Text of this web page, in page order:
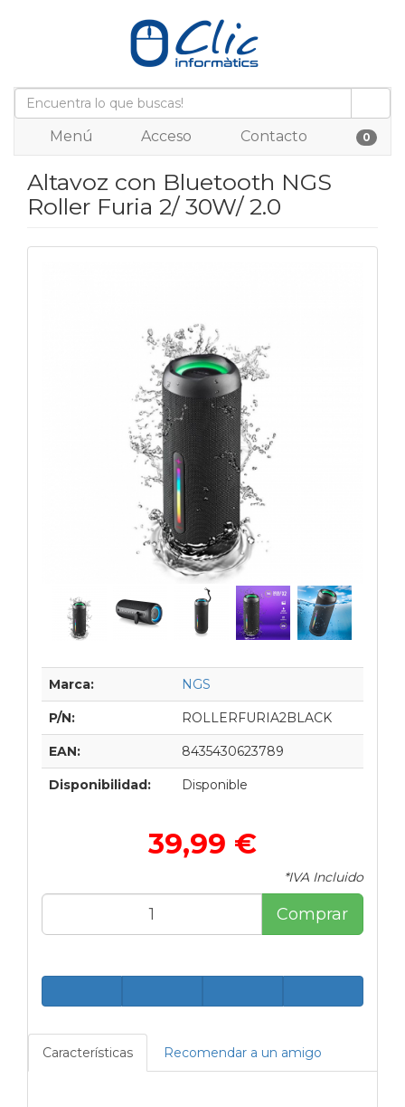
Menú Acceso Contacto 0
Altavoz con Bluetooth NGS
Roller Furia 2/ 30W/ 2.0
Marca: NGS
P/N: ROLLERFURIA2BLACK
EAN: 8435430623789
Disponibilidad: Disponible
39,99 €
*IVA Incluido
Comprar
Características Recomendar a un amigo